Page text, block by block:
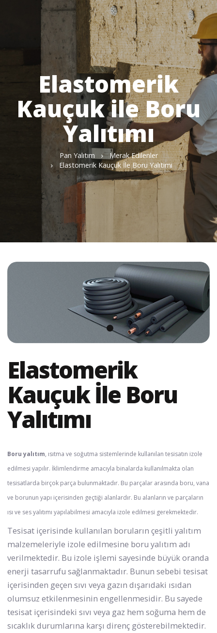
Elastomerik
Kauçuk ile Boru
Yalıtımı
Pan Yalıtım
Merak Edilenler
Elastomerik Kauçuk İle Boru Yalıtımı
Elastomerik
Kauçuk İle Boru
Yalıtımı
Boru yalıtım, ısıtma ve soğutma sistemlerinde kullanılan tesisatın izole
edilmesi yapılır. İklimlendirme amacıyla binalarda kullanılmakta olan
tesisatlarda birçok parça bulunmaktadır. Bu parçalar arasında boru, vana
ve borunun yapı içerisinden geçtiği alanlardır. Bu alanların ve parçaların
ısı ve ses yalıtımı yapılabilmesi amacıyla izole edilmesi gerekmektedir.
Tesisat içerisinde kullanılan boruların çeşitli yalıtım
malzemeleriyle izole edilmesine boru yalıtım adı
verilmektedir. Bu izole işlemi sayesinde büyük oranda
enerji tasarrufu sağlanmaktadır. Bunun sebebi tesisat
içerisinden geçen sıvı veya gazın dışarıdaki ısıdan
olumsuz etkilenmesinin engellenmesidir. Bu sayede
tesisat içerisindeki sıvı veya gaz hem soğuma hem de
sıcaklık durumlarına karşı direnç gösterebilmektedir.